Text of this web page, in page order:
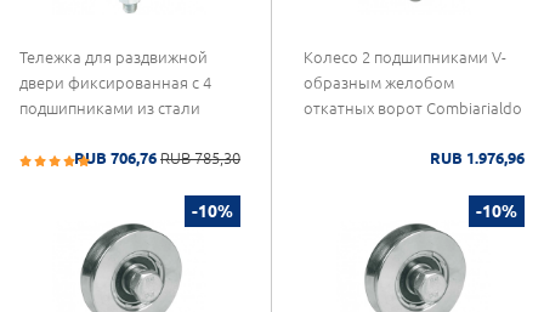
Тележка для раздвижной
двери фиксированная с 4
подшипниками из стали
RUB 706,76 RUB 785,30
Колесо 2 подшипниками V-
образным желобом
откатных ворот Combiarialdo
RUB 1.976,96
-10% -10%